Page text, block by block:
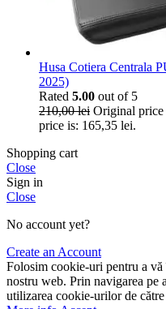
Husa Cotiera Centrala
2025)
Rated 5.00 out of 5
210,00lei Original price
price is: 165,35 lei.
Shopping cart
Close
Sign in
Close
No account yet?
Create an Account
Folosim cookie-uri pentru a
nostru web. Prin navigarea pe
utilizarea cookie-urilor de